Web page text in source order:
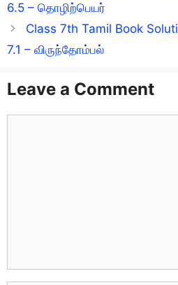
6.5 – தொழிற்பெயர்
Class 7th Tamil Book
7.1 – விருந்தோம்பல்
Leave a Comment